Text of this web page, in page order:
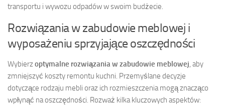
transportu i wywozu odpadów w swoim budżecie.
Rozwiązania w zabudowie meblowej i
wyposażeniu sprzyjające oszczędności
Wybierzoptymalne rozwiązania w zabudowie meblowej, aby
zmniejszyć koszty remontu kuchni. Przemyślane decyzje
dotyczące rodzaju mebli oraz ich rozmieszczenia mogą znacząco
wpłynąć na oszczędności. Rozważ kilka kluczowych aspektów: